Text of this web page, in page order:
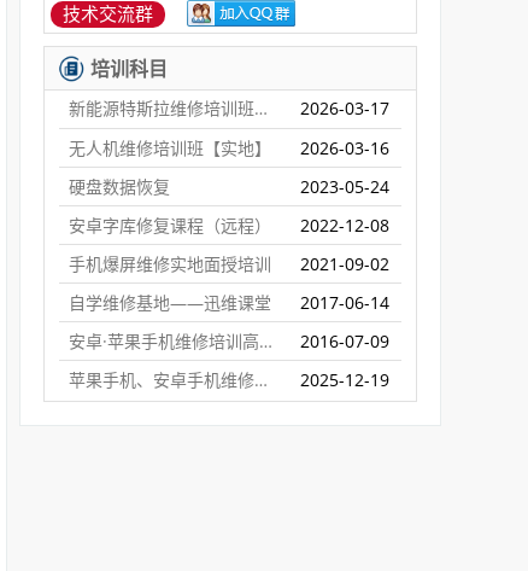
技术交流群
培训科目
新能源特斯拉维修培训班【实地】
2026-03-17
无人机维修培训班【实地】
2026-03-16
硬盘数据恢复
2023-05-24
安卓字库修复课程（远程）
2022-12-08
手机爆屏维修实地面授培训
2021-09-02
自学维修基地——迅维课堂
2017-06-14
安卓·苹果手机维修培训高级班【实地】
2016-07-09
苹果手机、安卓手机维修培训（远程网络班）
2025-12-19